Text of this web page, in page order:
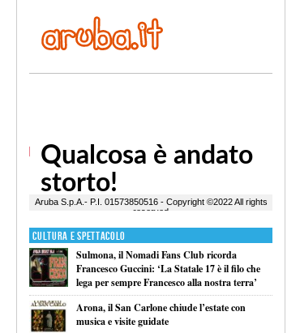
Cultura e Spettacolo
Sulmona, il Nomadi Fans Club ricorda
Francesco Guccini: ‘La Statale 17 è il filo che
lega per sempre Francesco alla nostra terra’
Arona, il San Carlone chiude l’estate con
musica e visite guidate